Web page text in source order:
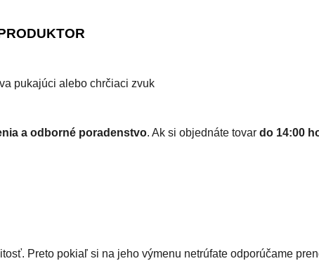
pukajúci alebo chrčiaci zvuk
a odborné poradenstvo. Ak si objednáte tovar do 14:00
Preto pokiaľ si na jeho výmenu netrúfate odporúčame